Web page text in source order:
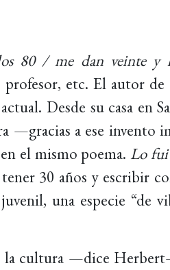
80 / me dan veinte y
profesor, etc. El autor de
Desde su casa en
—gracias a ese invento
el mismo poema. Lo fui
tener 30 años y escribir
una especie “de
cultura —dice